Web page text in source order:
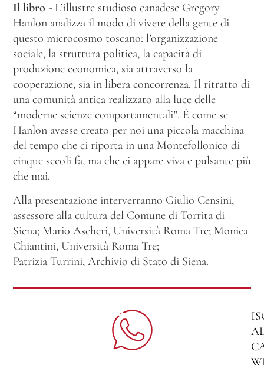
Il libro - L’illustre studioso canadese Gregory
Hanlon analizza il modo di vivere della gente di
questo microcosmo toscano: l’organizzazione
sociale, la struttura politica, la capacità di
produzione economica, sia attraverso la
cooperazione, sia in libera concorrenza. Il ritratto di
una comunità antica realizzato alla luce delle
“moderne scienze comportamentali”. È come se
Hanlon avesse creato per noi una piccola macchina
del tempo che ci riporta in una Montefollonico di
cinque secoli fa, ma che ci appare viva e pulsante più
che mai.
Alla presentazione interverranno Giulio Censini,
assessore alla cultura del Comune di Torrita di
Siena; Mario Ascheri, Università Roma Tre; Monica
Chiantini, Università Roma Tre;
Patrizia Turrini, Archivio di Stato di Siena.